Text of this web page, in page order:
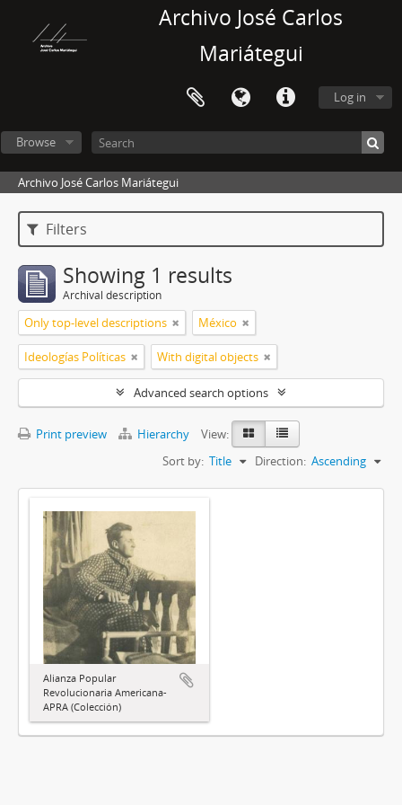
Archivo José Carlos
Mariátegui
Log in
Browse
Archivo José Carlos Mariátegui
Filters
Showing 1 results
Archival description
Only top-level descriptions México
Ideologías Políticas With digital objects
Advanced search options
Print preview Hierarchy
View:
Sort by: Title Direction: Ascending
Alianza Popular
Revolucionaria Americana-
APRA (Colección)